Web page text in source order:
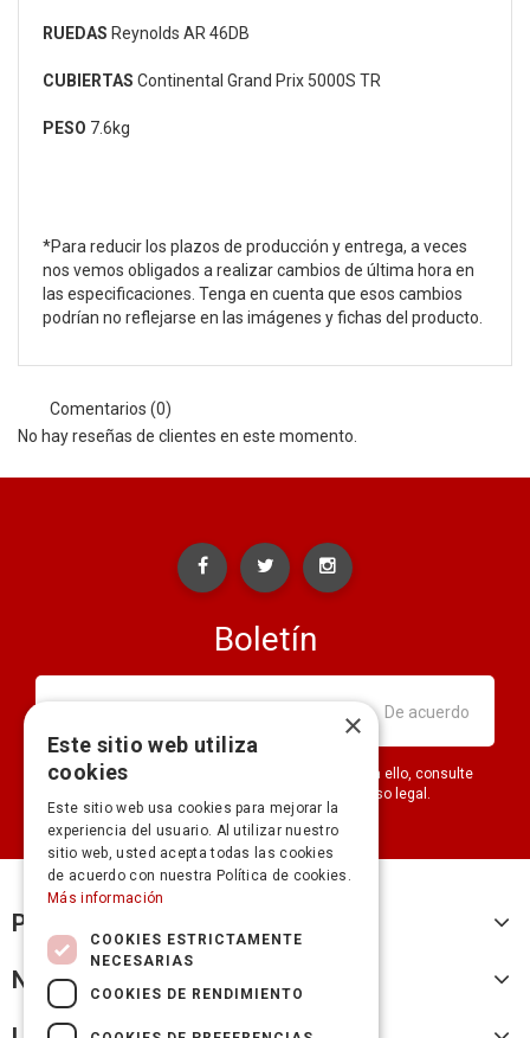
RUEDAS Reynolds AR 46DB
CUBIERTAS Continental Grand Prix 5000S TR
PESO 7.6kg
*Para reducir los plazos de producción y entrega, a veces
nos vemos obligados a realizar cambios de última hora en
las especificaciones. Tenga en cuenta que esos cambios
podrían no reflejarse en las imágenes y fichas del producto.
Comentarios (0)
No hay reseñas de clientes en este momento.
Boletín
Puede darse de baja en cualquier momento. Para ello, consulte
nuestra información de contacto en el aviso legal.
Productos
Nuestra empresa
×
Este sitio web utiliza
cookies
Este sitio web usa cookies para mejorar la
experiencia del usuario. Al utilizar nuestro
sitio web, usted acepta todas las cookies
de acuerdo con nuestra Política de cookies.
Más información
COOKIES ESTRICTAMENTE
NECESARIAS
COOKIES DE RENDIMIENTO